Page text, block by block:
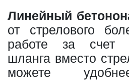
Линейный
от стрелового
работе за счет
шланга вместо
можете